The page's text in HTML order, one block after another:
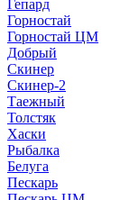
Гепард
Горностай
Горностай ЦМ
Добрый
Скинер
Скинер-2
Таежный
Толстяк
Хаски
Рыбалка
Белуга
Пескарь